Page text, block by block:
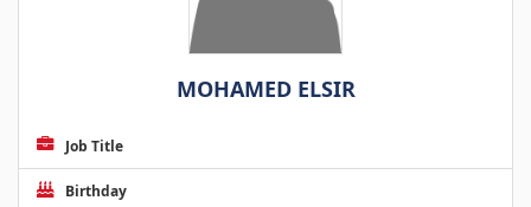
MOHAMED ELSIR
Job Title
Birthday